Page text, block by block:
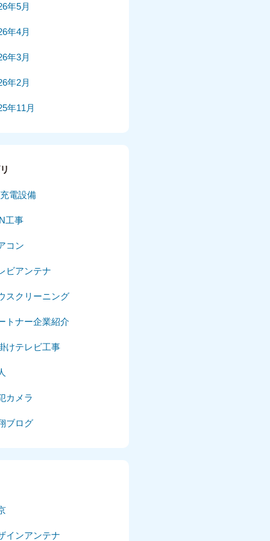
年5月
年4月
年3月
年2月
年11月
年8月
年7月
年6月
電設備
工事
コン
ビアンテナ
スクリーニング
トナー企業紹介
けテレビ工事
カメラ
ブログ
インアンテナ